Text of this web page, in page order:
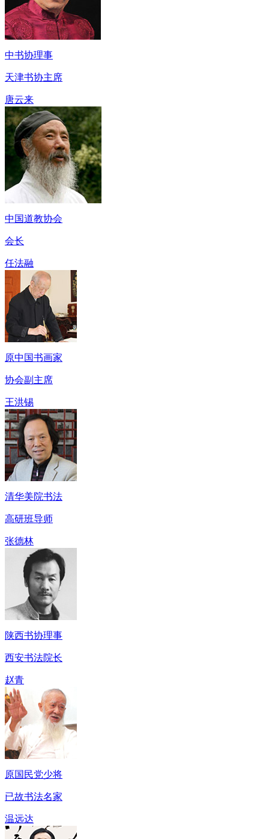
中书协理事
天津书协主席
唐云来
中国道教协会
会长
任法融
原中国书画家
协会副主席
王洪锡
清华美院书法
高研班导师
张德林
陕西书协理事
西安书法院长
赵青
原国民党少将
已故书法名家
温远达